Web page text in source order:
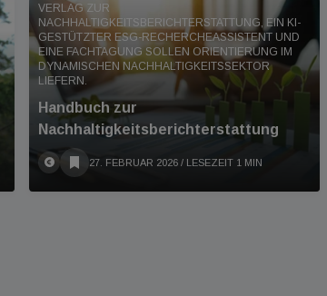
VERLAG ZUR
NACHHALTIGKEITSBERICHTERSTATTUNG, EIN KI-
GESTÜTZTER ESG-RECHERCHEASSISTENT UND
EINE FACHTAGUNG SOLLEN ORIENTIERUNG IM
DYNAMISCHEN NACHHALTIGKEITSSEKTOR
LIEFERN.
Handbuch zur
Nachhaltigkeitsberichterstattung
27. FEBRUAR 2026 / LESEZEIT 1 MIN